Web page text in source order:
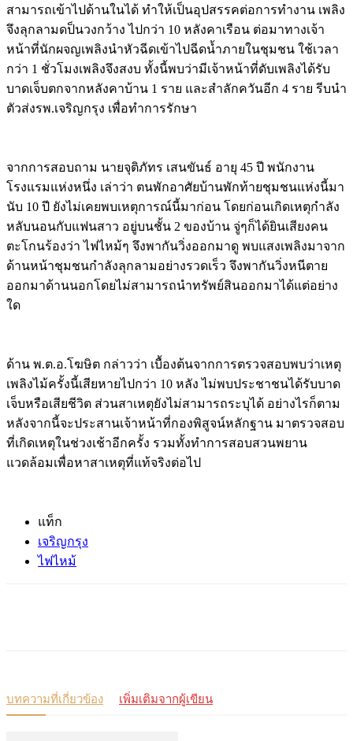
สามารถเข้าไปด้านในได้ ทำให้เป็นอุปสรรคต่อการทำงาน เพลิง
จึงลุกลามดป็นวงกว้าง ไปกว่า 10 หลังคาเรือน ต่อมาทางเจ้า
หน้าที่นักผจญเพลิงนำหัวฉีดเข้าไปฉีดน้ำภายในชุมชน ใช้เวลา
กว่า 1 ชั่วโมงเพลิงจึงสงบ ทั้งนี้พบว่ามีเจ้าหน้าที่ดับเพลิงได้รับ
บาดเจ็บตกจากหลังคาบ้าน 1 ราย และสำลักควันอีก 4 ราย รีบนำ
ตัวส่งรพ.เจริญกรุง เพื่อทำการรักษา
จากการสอบถาม นายจุติภัทร เสนขันธ์ อายุ 45 ปี พนักงาน
โรงแรมแห่งหนึ่ง เล่าว่า ตนพักอาศัยบ้านพักท้ายชุมชนแห่งนี้มา
นับ 10 ปี ยังไม่เคยพบเหตุการณ์นี้มาก่อน โดยก่อนเกิดเหตุกำลัง
หลับนอนกับแฟนสาว อยู่บนชั้น 2 ของบ้าน จู่ๆก็ได้ยินเสียงคน
ตะโกนร้องว่า ไฟไหม้ๆ จึงพากันวิ่งออกมาดู พบแสงเพลิงมาจาก
ด้านหน้าชุมชนกำลังลุกลามอย่างรวดเร็ว จึงพากันวิ่งหนีตาย
ออกมาด้านนอกโดยไม่สามารถนำทรัพย์สินออกมาได้แต่อย่าง
ใด
ด้าน พ.ต.อ.โฆษิต กล่าวว่า เบื้องต้นจากการตรวจสอบพบว่าเหตุ
เพลิงไม้ครั้งนี้เสียหายไปกว่า 10 หลัง ไม่พบประชาชนได้รับบาด
เจ็บหรือเสียชีวิต ส่วนสาเหตุยังไม่สามารถระบุได้ อย่างไรก็ตาม
หลังจากนี้จะประสานเจ้าหน้าที่กองพิสูจน์หลักฐาน มาตรวจสอบ
ที่เกิดเหตุในช่วงเช้าอีกครั้ง รวมทั้งทำการสอบสวนพยาน
แวดล้อมเพื่อหาสาเหตุที่แท้จริงต่อไป
แท็ก
เจริญกรุง
ไฟไหม้
บทความที่เกี่ยวข้อง เพิ่มเติมจากผู้เขียน